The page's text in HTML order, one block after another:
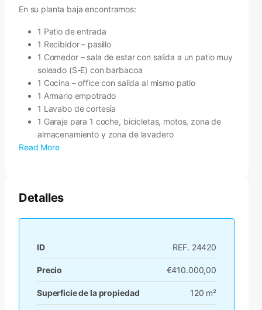
En su planta baja encontramos:
1 Patio de entrada
1 Recibidor – pasillo
1 Comedor – sala de estar con salida a un patio muy
soleado (S-E) con barbacoa
1 Cocina – office con salida al mismo patio
1 Armario empotrado
1 Lavabo de cortesía
1 Garaje para 1 coche, bicicletas, motos, zona de
almacenamiento y zona de lavadero
Read More
Detalles
ID REF. 24420
Precio €410.000,00
Superficie de la propiedad 120 m²